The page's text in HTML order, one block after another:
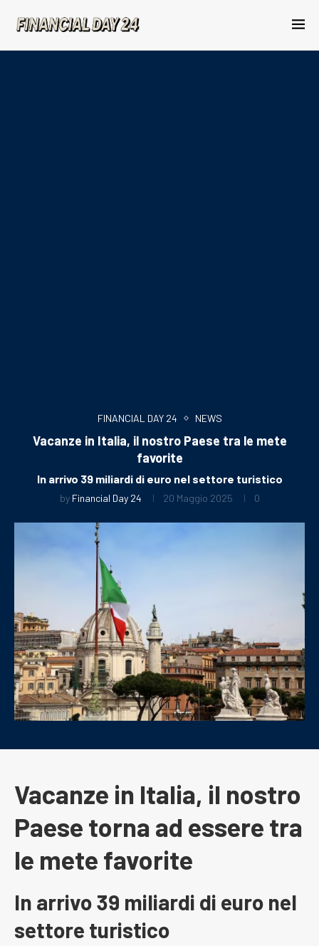
FINANCIAL DAY 24 NEWS
Vacanze in Italia, il nostro Paese tra le mete
favorite
In arrivo 39 miliardi di euro nel settore turistico
by Financial Day 24 20 Maggio 2025 0
Vacanze in Italia, il nostro
Paese torna ad essere tra
le mete favorite
In arrivo 39 miliardi di euro nel
settore turistico